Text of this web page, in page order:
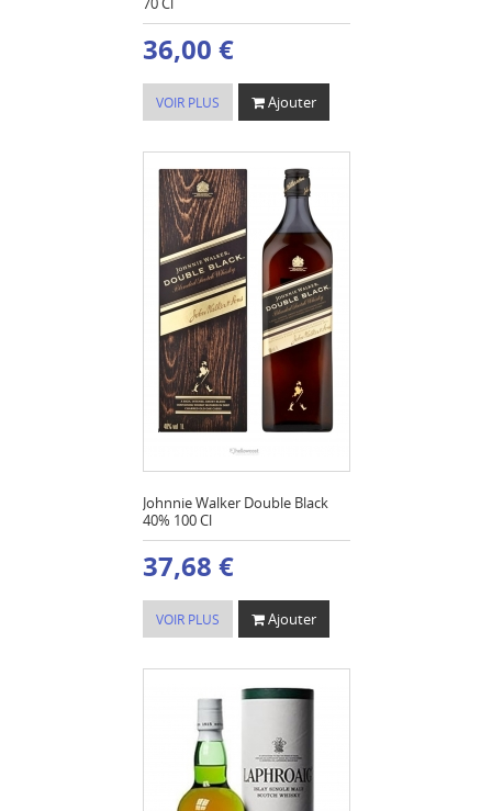
36,00 €
VOIR PLUS Ajouter
Johnnie Walker Double Black
40% 100 Cl
37,68 €
VOIR PLUS Ajouter